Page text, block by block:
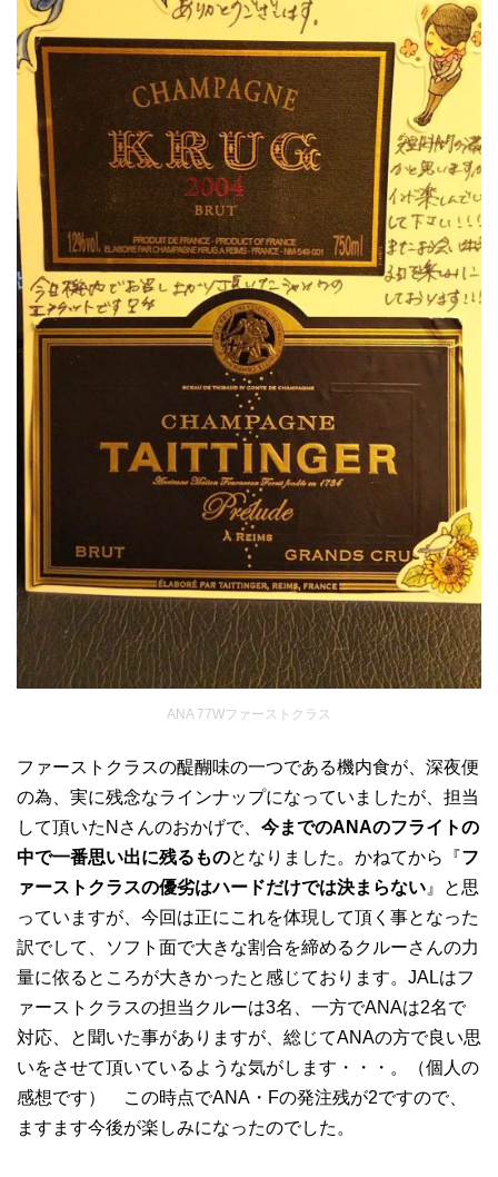
ANA 77Wファーストクラス
ファーストクラスの醍醐味の一つである機内食が、深夜便
の為、実に残念なラインナップになっていましたが、担当
して頂いたNさんのおかげで、 今までのANAのフライトの
中で一番思い出に残るものとなりました。かねてから『フ
ァーストクラスの優劣はハードだけでは決まらない 』と思
っていますが、今回は正にこれを体現して頂く事となった
訳でして、ソフト面で大きな割合を締めるクルーさんの力
量に依るところが大きかったと感じております。JALはフ
ァーストクラスの担当クルーは3名、一方でANAは2名で
対応、と聞いた事がありますが、総じてANAの方で良い思
いをさせて頂いているような気がします・・・。（個人の
感想です） この時点でANA・Fの発注残が2ですので、
ますます今後が楽しみになったのでした。